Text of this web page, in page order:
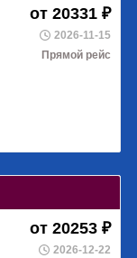
от 20331 ₽
2026-11-15
Прямой рейс
от 20253 ₽
2026-12-22